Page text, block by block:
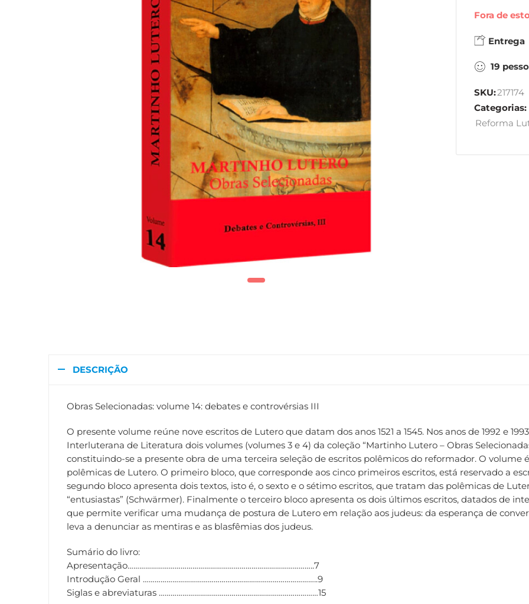
Fora de
Entrega
19
SKU:217174
Categorias:
Reforma
DESCRIÇÃO
Obras Selecionadas: volume 14: debates e controvérsias III
O presente volume reúne nove escritos de Lutero que datam dos anos 1521 a 1545. Nos anos de 1992 e
Interluterana de Literatura dois volumes (volumes 3 e 4) da coleção “Martinho Lutero – Obras
constituindo-se a presente obra de uma terceira seleção de escritos polêmicos do reformador. O volume
polêmicas de Lutero. O primeiro bloco, que corresponde aos cinco primeiros escritos, está reservado a
segundo bloco apresenta dois textos, isto é, o sexto e o sétimo escritos, que tratam das polêmicas de
“entusiastas” (Schwärmer). Finalmente o terceiro bloco apresenta os dois últimos escritos, datados de
que permite verificar uma mudança de postura de Lutero em relação aos judeus: da esperança de
leva a denunciar as mentiras e as blasfêmias dos judeus.
Sumário do livro:
Apresentação…………………………………………………………………………………..7
Introdução Geral ……………………………………………………………………………..9
Siglas e abreviaturas ………………………………………………………………………15